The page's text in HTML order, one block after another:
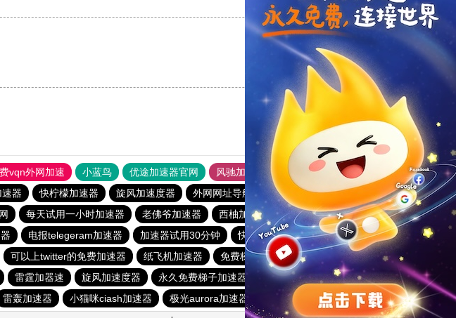
支持 [0] 反对 [0]
支持
vqn外网加速 小蓝鸟 优途加速器官网 风驰加速器
旋风加速器
器 快柠檬加速器 旋风加速度器 外网网址导航 软件中心 雷霆加速
狂飙加速器
每天试用一小时加速器 老佛爷加速器 西柚加速器
梯子加速器app免费永久
电报telegeram加速器 加速器试用30分钟 快连vp
火箭vp加速器官网
可以上twitter的免费加速器 纸飞机加速器 免费梯子加速器app七天
猎豹vp加速器官网
雷霆加器速 旋风加速度器 永久免费梯子加速器app 天行vp加速 黑洞加速
落地机
雷轰加速器 小猫咪ciash加速器 极光aurora加速器